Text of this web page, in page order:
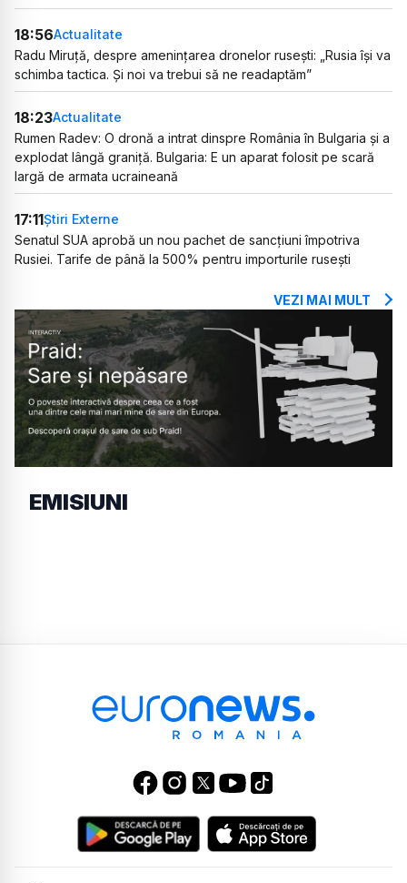
18:56Actualitate
Radu Miruță, despre amenințarea dronelor rusești: „Rusia își va
schimba tactica. Și noi va trebui să ne readaptăm”
18:23Actualitate
Rumen Radev: O dronă a intrat dinspre România în Bulgaria și a
explodat lângă graniță. Bulgaria: E un aparat folosit pe scară
largă de armata ucraineană
17:11Știri Externe
Senatul SUA aprobă un nou pachet de sancțiuni împotriva
Rusiei. Tarife de până la 500% pentru importurile rusești
VEZI MAI MULT
EMISIUNI